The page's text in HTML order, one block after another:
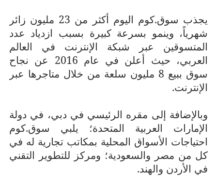
يجذب سوق.كوم اليوم أكثر من 23 مليون زائر
شهرياً، وينمو بسرعة كبيرة بسبب ازدياد عدد
المتسوقين عبر شبكة الإنترنت في العالم
العربي، حيث أعلن في عام 2016 عن نجاح
سوق ببيع 8 مليون سلعة من خلال متاجرها عبر
الإنترنت.
وبالإضافة إلى مقره الرئيسي في دبي، في دولة
الإمارات العربية المتحدة؛ يلبي سوق.كوم
احتياجات الأسواق المحلية بمكاتب تجارية له في
كل من مصر والسعودية؛ ومركز للتطوير التقني
في الأردن والهند.